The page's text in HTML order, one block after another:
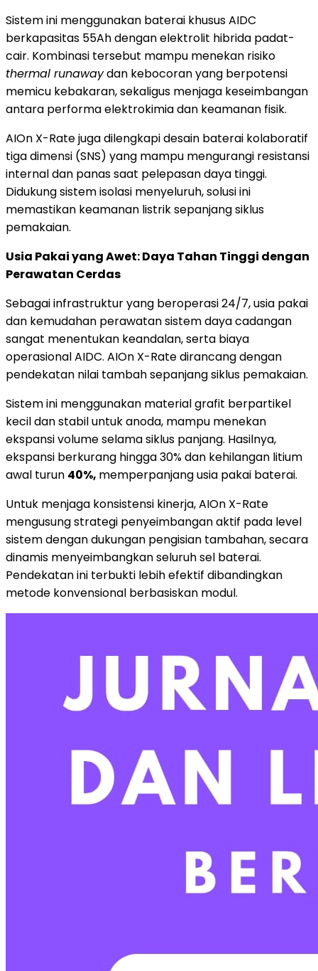
Sistem ini menggunakan baterai khusus AIDC
berkapasitas 55Ah dengan elektrolit hibrida padat-
cair. Kombinasi tersebut mampu menekan risiko
thermal runawaydan kebocoran yang berpotensi
memicu kebakaran, sekaligus menjaga keseimbangan
antara performa elektrokimia dan keamanan fisik.
AIOn X-Rate juga dilengkapi desain baterai kolaboratif
tiga dimensi (SNS) yang mampu mengurangi resistansi
internal dan panas saat pelepasan daya tinggi.
Didukung sistem isolasi menyeluruh, solusi ini
memastikan keamanan listrik sepanjang siklus
pemakaian.
Usia Pakai yang Awet: Daya Tahan Tinggi dengan
Perawatan Cerdas
Sebagai infrastruktur yang beroperasi 24/7, usia pakai
dan kemudahan perawatan sistem daya cadangan
sangat menentukan keandalan, serta biaya
operasional AIDC. AIOn X-Rate dirancang dengan
pendekatan nilai tambah sepanjang siklus pemakaian.
Sistem ini menggunakan material grafit berpartikel
kecil dan stabil untuk anoda, mampu menekan
ekspansi volume selama siklus panjang. Hasilnya,
ekspansi berkurang hingga 30% dan kehilangan litium
awal turun 40%, memperpanjang usia pakai baterai.
Untuk menjaga konsistensi kinerja, AIOn X-Rate
mengusung strategi penyeimbangan aktif pada level
sistem dengan dukungan pengisian tambahan, secara
dinamis menyeimbangkan seluruh sel baterai.
Pendekatan ini terbukti lebih efektif dibandingkan
metode konvensional berbasiskan modul.